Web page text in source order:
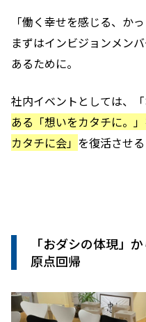
「働く幸せを感じる、か
まずはインビジョンメン
あるために。
社内イベントとしては、
ある「想いをカタチに。
カタチに会」 を復活させる
「おダシの体現」
原点回帰